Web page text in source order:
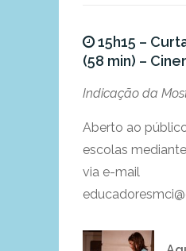
15h15 –
(58 min) –
Indicação da
Aberto ao
escolas
via e-mail